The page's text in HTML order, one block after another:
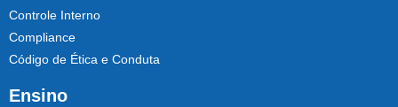
Controle Interno
Compliance
Código de Ética e Conduta
Ensino